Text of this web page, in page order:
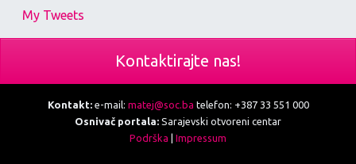
My Tweets
Kontaktirajte nas!
Kontakt:e-mail: matej@soc.ba telefon: +387 33 551 000
Osnivač portala: Sarajevski otvoreni centar
Podrška
Impressum